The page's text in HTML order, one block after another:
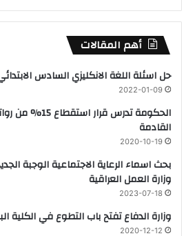
أهم المقالات
حل اسئلة اللغة الانكليزي السادس الابتدائي 2021 الدور
2022-01-09
الحكومة تدرس
القادمة
2020-10-19
بحث اسماء الرعاية الاجتماعية الوجبة
وزارة العمل العراقية
2023-07-18
وزارة الدفاع تفتح باب التطوع في الكلية
2020-12-12